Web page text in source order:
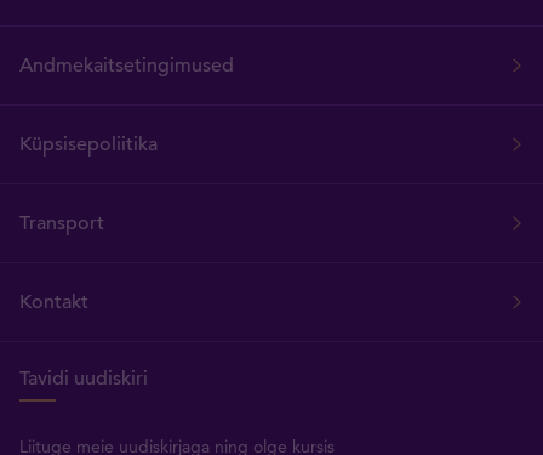
Andmekaitsetingimused
Küpsisepoliitika
Transport
Kontakt
Tavidi uudiskiri
Liituge meie uudiskirjaga ning olge kursis